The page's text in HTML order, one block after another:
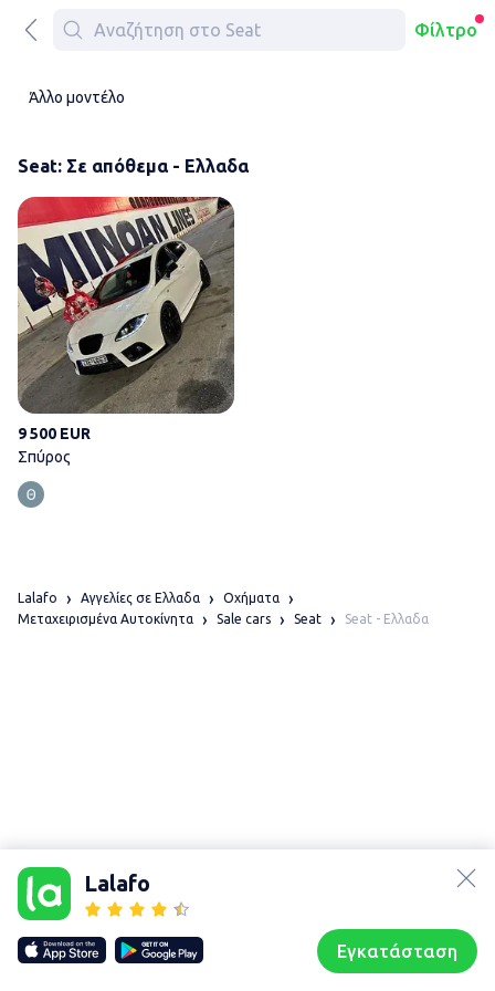
Φίλτρο
Άλλο μοντέλο
Seat: Σε απόθεμα - Ελλαδα
9 500 EUR
Σπύρος
Lalafo
Εγκατάσταση
Lalafo Αγγελίες σε Ελλαδα
Οχήματα
Μεταχειρισμένα Αυτοκίνητα
Sale cars Seat Seat - Ελλαδα
Our websites
lalafo.kg
lalafo.rs
lalafo.pl
Sitemap
Συζητήσεις Προφίλ